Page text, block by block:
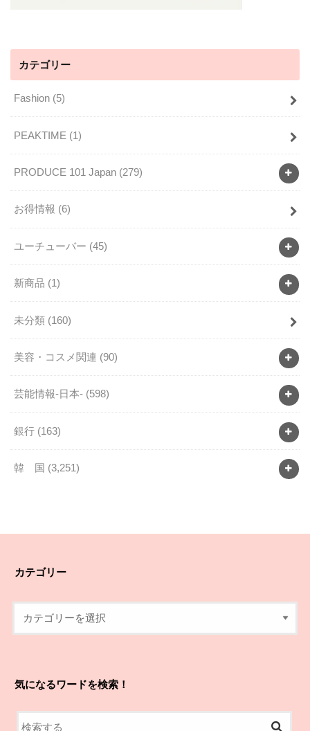
カテゴリー
Fashion (5)
PEAKTIME (1)
PRODUCE 101 Japan (279)
お得情報 (6)
ユーチューバー (45)
新商品 (1)
未分類 (160)
美容・コスメ関連 (90)
芸能情報-日本- (598)
銀行 (163)
韓 国 (3,251)
カテゴリー
気になるワードを検索！